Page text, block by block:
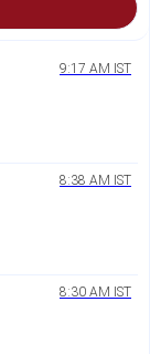
9:17 AM IST
8:38 AM IST
8:30 AM IST